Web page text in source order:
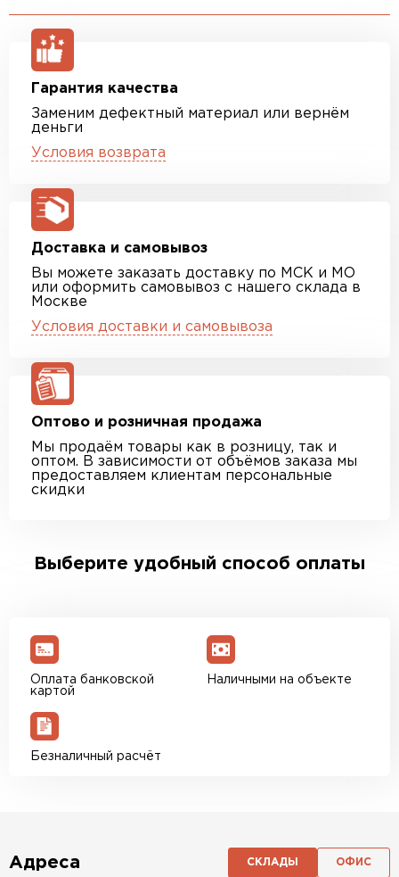
Гарантия качества
Заменим дефектный материал или вернём
деньги
Условия возврата
Доставка и самовывоз
Вы можете заказать доставку по МСК и МО
или оформить самовывоз с нашего склада в
Москве
Условия доставки и самовывоза
Оптово и розничная продажа
Мы продаём товары как в розницу, так и
оптом. В зависимости от объёмов заказа мы
предоставляем клиентам персональные
скидки
Выберите удобный способ оплаты
Оплата банковской
картой
Наличными на объекте
Безналичный расчёт
Адреса СКЛАДЫ ОФИС